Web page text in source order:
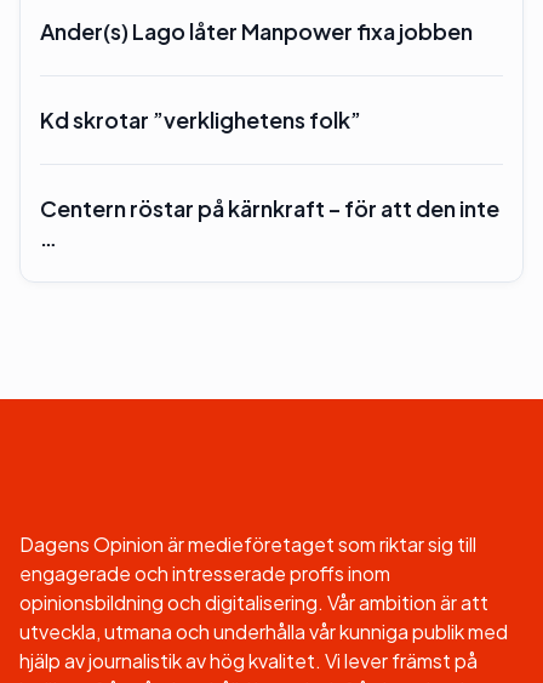
Ander(s) Lago låter Manpower fixa jobben
Kd skrotar ”verklighetens folk”
Centern röstar på kärnkraft – för att den inte
…
Dagens Opinion är medieföretaget som riktar sig till
engagerade och intresserade proffs inom
opinionsbildning och digitalisering. Vår ambition är att
utveckla, utmana och underhålla vår kunniga publik med
hjälp av journalistik av hög kvalitet. Vi lever främst på